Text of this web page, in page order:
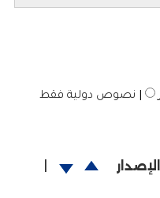
| نصوص دولية فقط
|